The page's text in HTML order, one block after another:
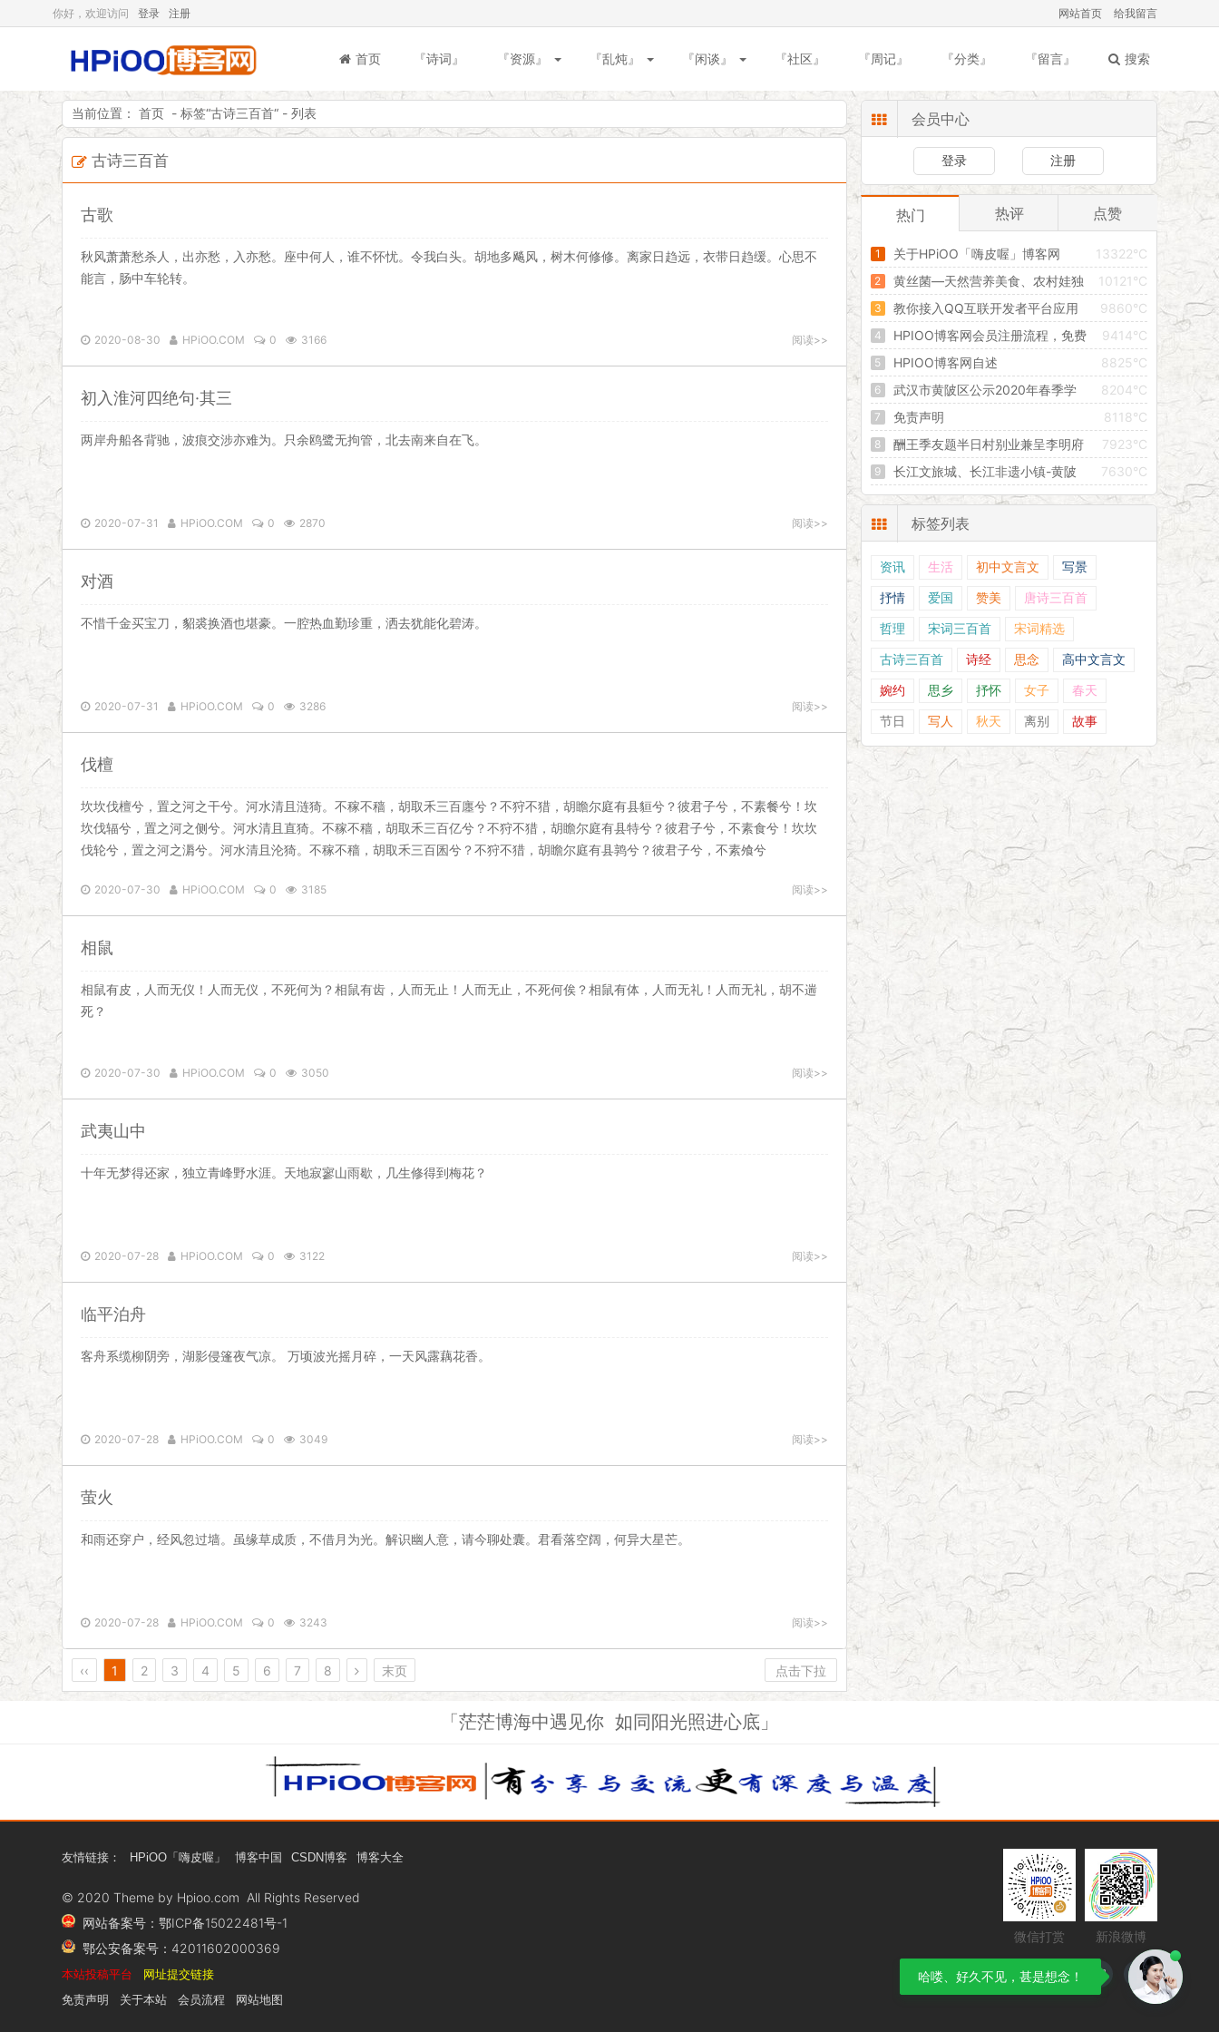
网站首页 给我留言
你好，欢迎访问 登录 注册
HPiOO「嗨皮喔」博客网
首页 『诗词』 『资源』 『乱炖』 『闲谈』 『社区』 『周记』 『分类』 『留言』 搜索
当前位置： 首页 - 标签“古诗三百首“ - 列表
古诗三百首
古歌
秋风萧萧愁杀人，出亦愁，入亦愁。座中何人，谁不怀忧。令我白头。胡地多飚风，树木何修修。离家日趋远，衣带日趋缓。心思不
能言，肠中车轮转。
2020-08-30 HPiOO.COM 0 3166 阅读>>
初入淮河四绝句·其三
两岸舟船各背驰，波痕交涉亦难为。只余鸥鹭无拘管，北去南来自在飞。
2020-07-31 HPiOO.COM 0 2870 阅读>>
对酒
不惜千金买宝刀，貂裘换酒也堪豪。一腔热血勤珍重，洒去犹能化碧涛。
2020-07-31 HPiOO.COM 0 3286 阅读>>
伐檀
坎坎伐檀兮，置之河之干兮。河水清且涟猗。不稼不穑，胡取禾三百廛兮？不狩不猎，胡瞻尔庭有县貆兮？彼君子兮，不素餐兮！坎
坎伐辐兮，置之河之侧兮。河水清且直猗。不稼不穑，胡取禾三百亿兮？不狩不猎，胡瞻尔庭有县特兮？彼君子兮，不素食兮！坎坎
伐轮兮，置之河之漘兮。河水清且沦猗。不稼不穑，胡取禾三百囷兮？不狩不猎，胡瞻尔庭有县鹑兮？彼君子兮，不素飧兮
2020-07-30 HPiOO.COM 0 3185 阅读>>
相鼠
相鼠有皮，人而无仪！人而无仪，不死何为？相鼠有齿，人而无止！人而无止，不死何俟？相鼠有体，人而无礼！人而无礼，胡不遄
死？
2020-07-30 HPiOO.COM 0 3050 阅读>>
武夷山中
十年无梦得还家，独立青峰野水涯。天地寂寥山雨歇，几生修得到梅花？
2020-07-28 HPiOO.COM 0 3122 阅读>>
临平泊舟
客舟系缆柳阴旁，湖影侵篷夜气凉。 万顷波光摇月碎，一天风露藕花香。
2020-07-28 HPiOO.COM 0 3049 阅读>>
萤火
和雨还穿户，经风忽过墙。虽缘草成质，不借月为光。解识幽人意，请今聊处囊。君看落空阔，何异大星芒。
2020-07-28 HPiOO.COM 0 3243 阅读>>
‹‹ 1 2 3 4 5 6 7 8 末页 点击下拉
会员中心
登录 注册
热门 热评 点赞
13322°C
关于HPiOO「嗨皮喔」博客网
10121°C
黄丝菌—天然营养美食、农村娃独
有记忆
9860°C
教你接入QQ互联开发者平台应用
完美教程
9414°C
HPIOO博客网会员注册流程，免费
发布文章信息，创建属于自己的独立空间！
8825°C
HPIOO博客网自述
8204°C
武汉市黄陂区公示2020年春季学
期 “雨露计划”职业教育扶贫助学拟补助对象
8118°C
免责声明
7923°C
酬王季友题半日村别业兼呈李明府
7630°C
长江文旅城、长江非遗小镇-黄陂
前川鲁台未来经济增长的引擎
标签列表
资讯 生活 初中文言文 写景
抒情 爱国 赞美 唐诗三百首
哲理 宋词三百首 宋词精选
古诗三百首 诗经 思念 高中文言文
婉约 思乡 抒怀 女子 春天
节日 写人 秋天 离别 故事
「茫茫博海中遇见你 如同阳光照进心底」
微信打赏 新浪微博
友情链接： HPiOO「嗨皮喔」 博客中国 CSDN博客 博客大全
© 2020 Theme by Hpioo.com All Rights Reserved
网站备案号：鄂ICP备15022481号-1
鄂公安备案号：42011602000369
本站投稿平台
网址提交链接
免责声明
关于本站 会员流程 网站地图
哈喽、好久不见，甚是想念！